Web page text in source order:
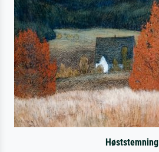
Høststemning